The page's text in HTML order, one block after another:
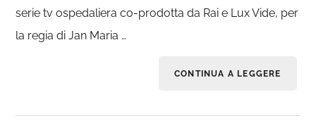
serie tv ospedaliera co-prodotta da Rai e Lux Vide, per
la regia di Jan Maria …
CONTINUA A LEGGERE